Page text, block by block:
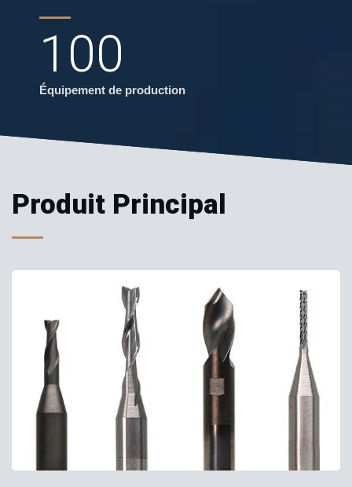
100
Équipement de production
Produit Principal